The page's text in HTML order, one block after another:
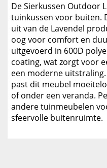
De Sierkussen Outdoor
tuinkussen voor buiten.
uit van de Lavendel
oog voor comfort en
uitgevoerd in 600D
coating, wat zorgt voor
een moderne
past dit meubel
of onder een veranda.
andere tuinmeubelen
sfeervolle buitenruimte.